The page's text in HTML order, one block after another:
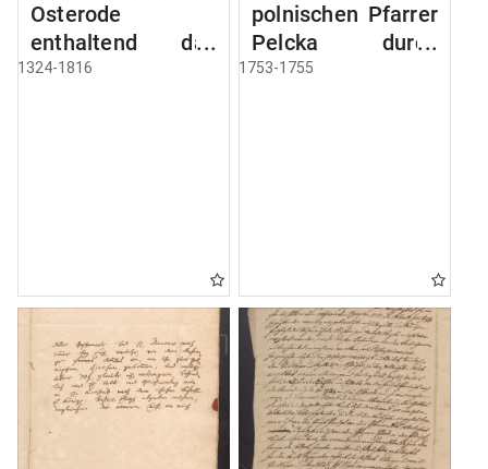
Osterode
enthaltend das
Privilegium der
1324-1816
polnischen Pfarrer
Pelcka durch
Roektor Rhode
1753-1755